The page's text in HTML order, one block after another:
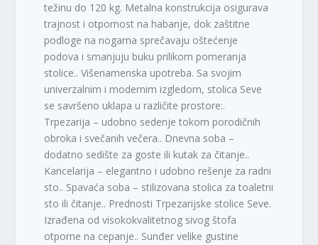
težinu do 120 kg. Metalna konstrukcija osigurava
trajnost i otpornost na habanje, dok zaštitne
podloge na nogama sprečavaju oštećenje
podova i smanjuju buku prilikom pomeranja
stolice.. Višenamenska upotreba. Sa svojim
univerzalnim i modernim izgledom, stolica Seve
se savršeno uklapa u različite prostore:.
Trpezarija – udobno sedenje tokom porodičnih
obroka i svečanih večera.. Dnevna soba –
dodatno sedište za goste ili kutak za čitanje..
Kancelarija – elegantno i udobno rešenje za radni
sto.. Spavaća soba – stilizovana stolica za toaletni
sto ili čitanje.. Prednosti Trpezarijske stolice Seve.
Izrađena od visokokvalitetnog sivog štofa
otporne na cepanje.. Sunđer velike gustine